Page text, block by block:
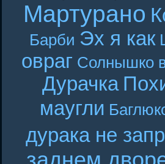
Мартурано
Барби Эх я как
овраг Солнышко
Дурачка
маугли
дурака не